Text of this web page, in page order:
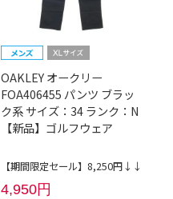
OAKLEY オークリー
FOA406455 パンツ ブラッ
ク系 サイズ：34 ランク：N
【新品】ゴルフウェア
【期間限定セール】8,250円↓↓
4,950円